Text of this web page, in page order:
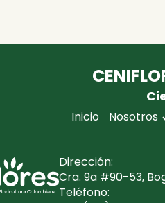
Inicio Nosotros
Dirección:
Cra. 9a #90-53,
Teléfono: